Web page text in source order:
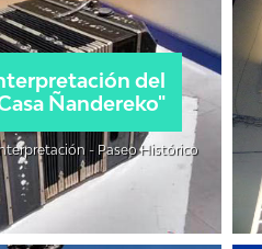
del
Ñandereko"
- Paseo Histórico